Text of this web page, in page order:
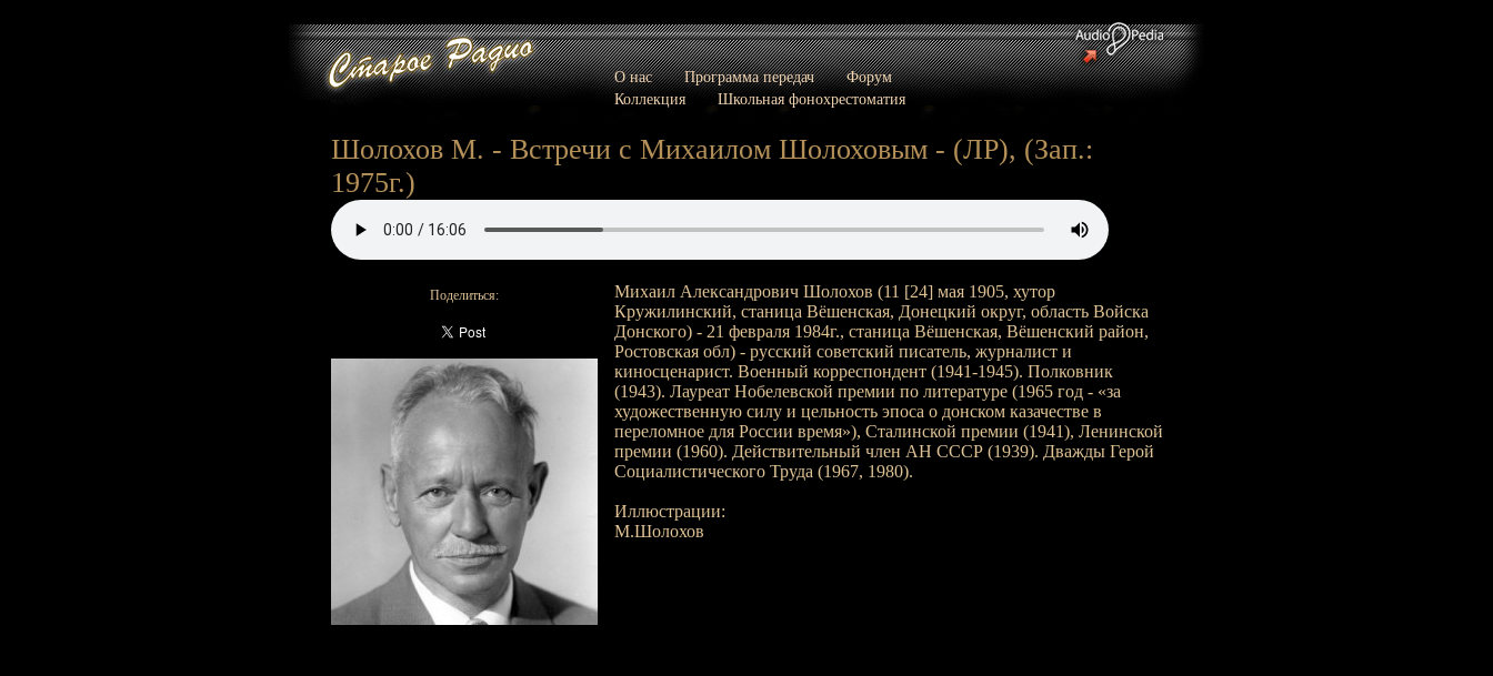
О нас Программа передач
Форум
Коллекция
Школьная фонохрестоматия
Шолохов М. - Встречи с Михаилом Шолоховым - (ЛР), (Зап.:
1975г.)
Поделиться:
Михаил Александрович Шолохов (11 [24] мая 1905, хутор
Кружилинский, станица Вёшенская, Донецкий округ, область Войска
Донского) - 21 февраля 1984г., станица Вёшенская, Вёшенский район,
Ростовская обл) - русский советский писатель, журналист и
киносценарист. Военный корреспондент (1941-1945). Полковник
(1943). Лауреат Нобелевской премии по литературе (1965 год - «за
художественную силу и цельность эпоса о донском казачестве в
переломное для России время»), Сталинской премии (1941), Ленинской
премии (1960). Действительный член АН СССР (1939). Дважды Герой
Социалистического Труда (1967, 1980).
Иллюстрации:
М.Шолохов